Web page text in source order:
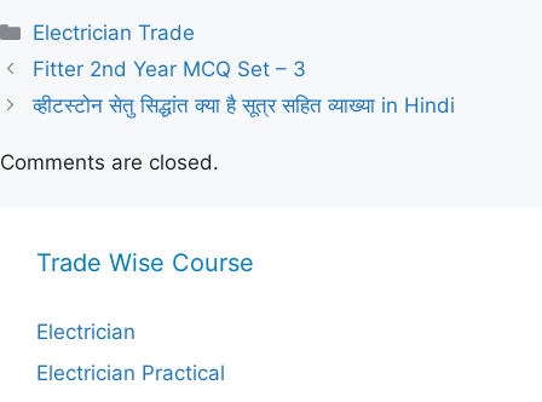
Categories
Electrician Trade
Fitter 2nd Year MCQ Set – 3
व्हीटस्टोन सेतु सिद्धांत क्या है सूत्र सहित व्याख्या in Hindi
Comments are closed.
Trade Wise Course
Electrician
Electrician Practical